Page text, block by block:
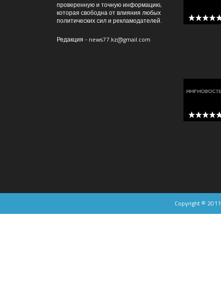
проверенную и точную информацию,
которая свободна от влияния любых
политических сил и рекламодателей.
Редакция - news77.kz@gmail.com
5 out of
5 out of
Copyright ©